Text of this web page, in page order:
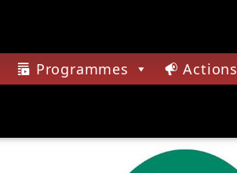
Programmes Actions